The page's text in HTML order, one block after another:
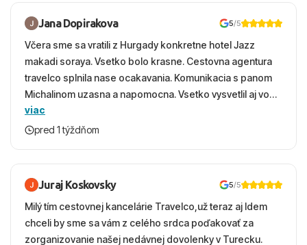
Jana Dopirakova 5/5
Včera sme sa vratili z Hurgady konkretne hotel Jazz
makadi soraya. Vsetko bolo krasne. Cestovna agentura
travelco splnila nase ocakavania. Komunikacia s panom
Michalinom uzasna a napomocna. Vsetko vysvetlil aj vo
vecernych hodinach zaco sa ospravedlnujem. Hotel
krasny, cisty. Sluzby top. Strava, prostredie, more,
viac
pred 1 týždňom
Juraj Koskovsky 5/5
Milý tím cestovnej kancelárie Travelco,už teraz aj Idem
chceli by sme sa vám z celého srdca poďakovať za
zorganizovanie našej nedávnej dovolenky v Turecku.